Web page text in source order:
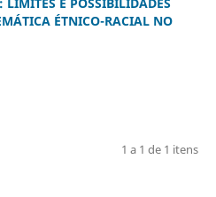
ÉTNICO-RACIAL NO
1 a 1 de 1 itens